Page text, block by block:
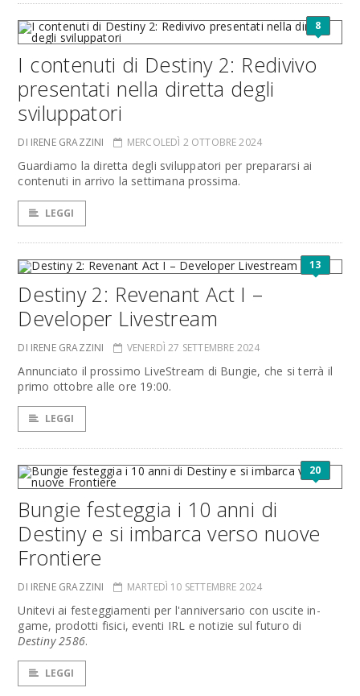
8
I contenuti di Destiny 2: Redivivo
presentati nella diretta degli
sviluppatori
DI IRENE GRAZZINI MERCOLEDÌ 2 OTTOBRE 2024
Guardiamo la diretta degli sviluppatori per prepararsi ai
contenuti in arrivo la settimana prossima.
LEGGI
13
Destiny 2: Revenant Act I –
Developer Livestream
DI IRENE GRAZZINI VENERDÌ 27 SETTEMBRE 2024
Annunciato il prossimo LiveStream di Bungie, che si terrà il
primo ottobre alle ore 19:00.
LEGGI
20
Bungie festeggia i 10 anni di
Destiny e si imbarca verso nuove
Frontiere
DI IRENE GRAZZINI MARTEDÌ 10 SETTEMBRE 2024
Unitevi ai festeggiamenti per l'anniversario con uscite in-
game, prodotti fisici, eventi IRL e notizie sul futuro di
Destiny 2586.
LEGGI